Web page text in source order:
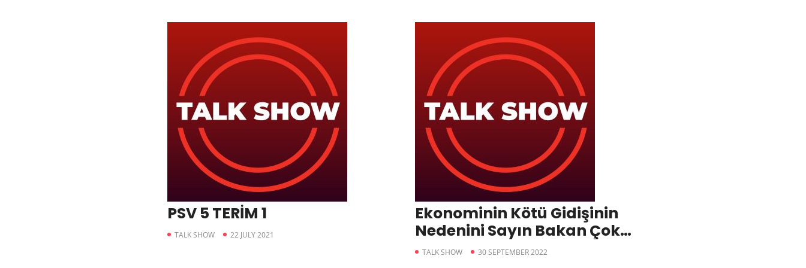
PSV 5 TERİM 1
TALK SHOW 22 JULY 2021
Ekonominin Kötü Gidişinin
Nedenini Sayın Bakan Çok
İyi Anlattı!
TALK SHOW 30 SEPTEMBER 2022